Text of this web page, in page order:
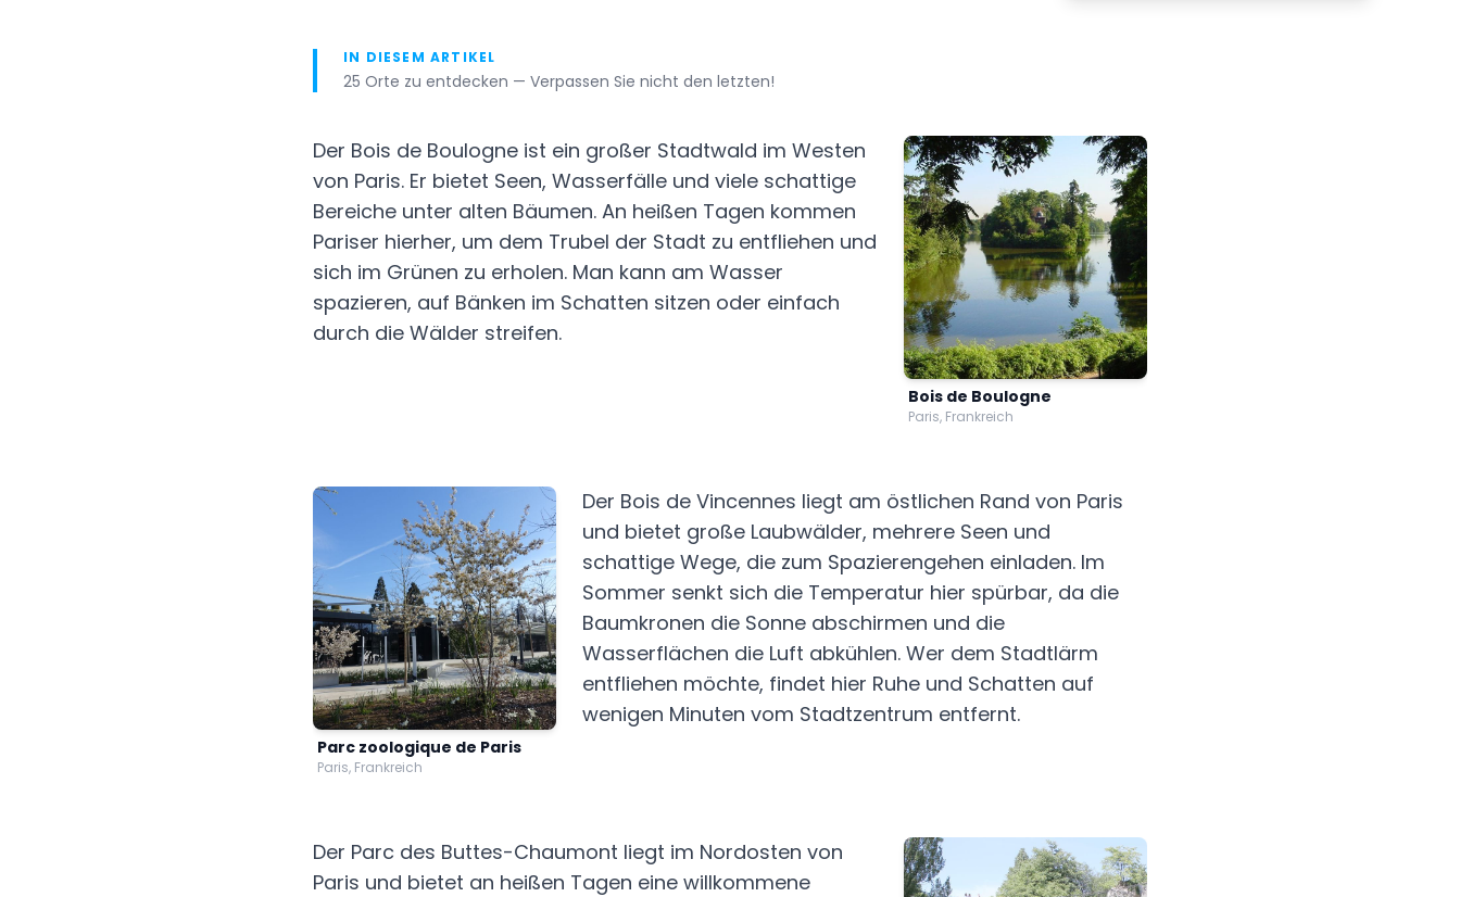
IN DIESEM ARTIKEL
25 Orte zu entdecken — Verpassen Sie nicht den letzten!
Bois de Boulogne
Paris, Frankreich
Der Bois de Boulogne ist ein großer Stadtwald im Westen
von Paris. Er bietet Seen, Wasserfälle und viele schattige
Bereiche unter alten Bäumen. An heißen Tagen kommen
Pariser hierher, um dem Trubel der Stadt zu entfliehen und
sich im Grünen zu erholen. Man kann am Wasser
spazieren, auf Bänken im Schatten sitzen oder einfach
durch die Wälder streifen.
Parc zoologique de Paris
Paris, Frankreich
Der Bois de Vincennes liegt am östlichen Rand von Paris
und bietet große Laubwälder, mehrere Seen und
schattige Wege, die zum Spazierengehen einladen. Im
Sommer senkt sich die Temperatur hier spürbar, da die
Baumkronen die Sonne abschirmen und die
Wasserflächen die Luft abkühlen. Wer dem Stadtlärm
entfliehen möchte, findet hier Ruhe und Schatten auf
wenigen Minuten vom Stadtzentrum entfernt.
Der Parc des Buttes-Chaumont liegt im Nordosten von
Paris und bietet an heißen Tagen eine willkommene